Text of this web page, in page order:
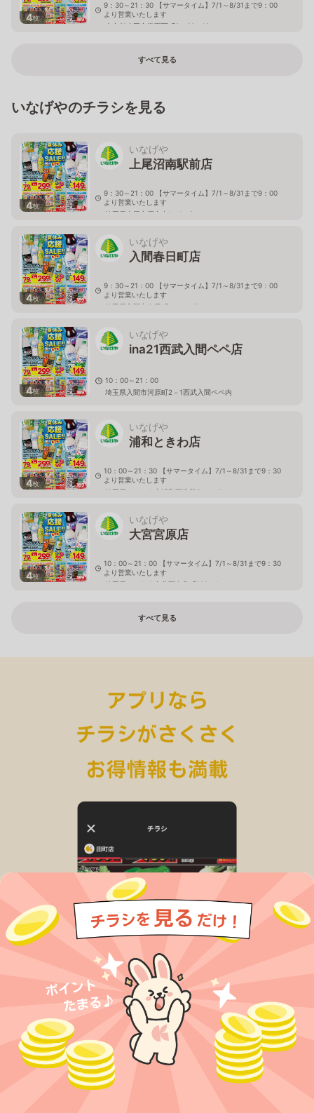
4枚
9：30～21：30 【サマータイム】7/1～8/31まで9：00
より営業いたします
東京都小平市学園西町3－30－18
すべて見る
いなげやのチラシを見る
4枚
いなげや
上尾沼南駅前店
9：30～21：00 【サマータイム】7/1～8/31まで9：00
より営業いたします
埼玉県上尾市原市中1－1－8
4枚
いなげや
入間春日町店
9：30～21：00 【サマータイム】7/1～8/31まで9：00
より営業いたします
埼玉県入間市春日町1－4－15
4枚
いなげや
ina21西武入間ペペ店
10：00～21：00
埼玉県入間市河原町2－1西武入間ペペ内
4枚
いなげや
浦和ときわ店
10：00～21：30 【サマータイム】7/1～8/31まで9：30
より営業いたします
埼玉県さいたま市浦和区常盤5－1－3
4枚
いなげや
大宮宮原店
10：00～21：00 【サマータイム】7/1～8/31まで9：30
より営業いたします
埼玉県さいたま市北区奈良町106－1
すべて見る